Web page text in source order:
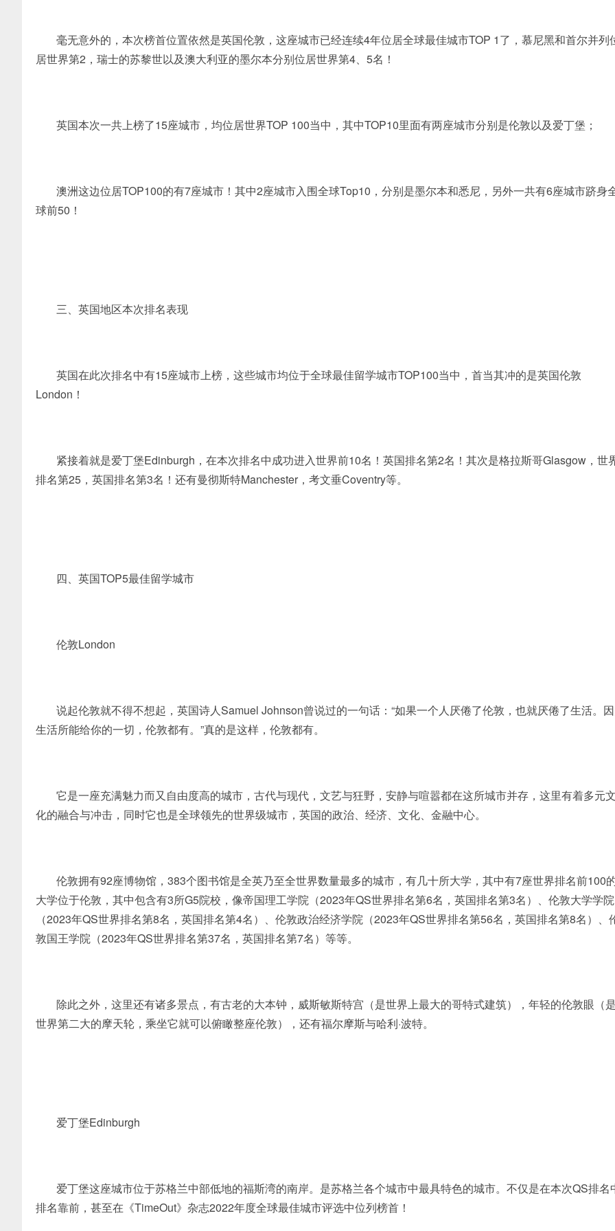
毫无意外的，本次榜首位置依然是英国伦敦，这座城市已经连续4年位居全球最佳城市TOP 1了，慕尼黑和首尔并列
居世界第2，瑞士的苏黎世以及澳大利亚的墨尔本分别位居世界第4、5名！
英国本次一共上榜了15座城市，均位居世界TOP 100当中，其中TOP10里面有两座城市分别是伦敦以及爱丁堡；
澳洲这边位居TOP100的有7座城市！其中2座城市入围全球Top10，分别是墨尔本和悉尼，另外一共有6座城市跻身
球前50！
三、英国地区本次排名表现
英国在此次排名中有15座城市上榜，这些城市均位于全球最佳留学城市TOP100当中，首当其冲的是英国伦敦
London！
紧接着就是爱丁堡Edinburgh，在本次排名中成功进入世界前10名！英国排名第2名！其次是格拉斯哥Glasgow，世
排名第25，英国排名第3名！还有曼彻斯特Manchester，考文垂Coventry等。
四、英国TOP5最佳留学城市
伦敦London
说起伦敦就不得不想起，英国诗人Samuel Johnson曾说过的一句话：“如果一个人厌倦了伦敦，也就厌倦了生活。
生活所能给你的一切，伦敦都有。”真的是这样，伦敦都有。
它是一座充满魅力而又自由度高的城市，古代与现代，文艺与狂野，安静与喧嚣都在这所城市并存，这里有着多元
化的融合与冲击，同时它也是全球领先的世界级城市，英国的政治、经济、文化、金融中心。
伦敦拥有92座博物馆，383个图书馆是全英乃至全世界数量最多的城市，有几十所大学，其中有7座世界排名前100
大学位于伦敦，其中包含有3所G5院校，像帝国理工学院（2023年QS世界排名第6名，英国排名第3名）、伦敦大学学院
（2023年QS世界排名第8名，英国排名第4名）、伦敦政治经济学院（2023年QS世界排名第56名，英国排名第8名）、
敦国王学院（2023年QS世界排名第37名，英国排名第7名）等等。
除此之外，这里还有诸多景点，有古老的大本钟，威斯敏斯特宫（是世界上最大的哥特式建筑），年轻的伦敦眼（
世界第二大的摩天轮，乘坐它就可以俯瞰整座伦敦），还有福尔摩斯与哈利·波特。
爱丁堡Edinburgh
爱丁堡这座城市位于苏格兰中部低地的福斯湾的南岸。是苏格兰各个城市中最具特色的城市。不仅是在本次QS排名
排名靠前，甚至在《TimeOut》杂志2022年度全球最佳城市评选中位列榜首！